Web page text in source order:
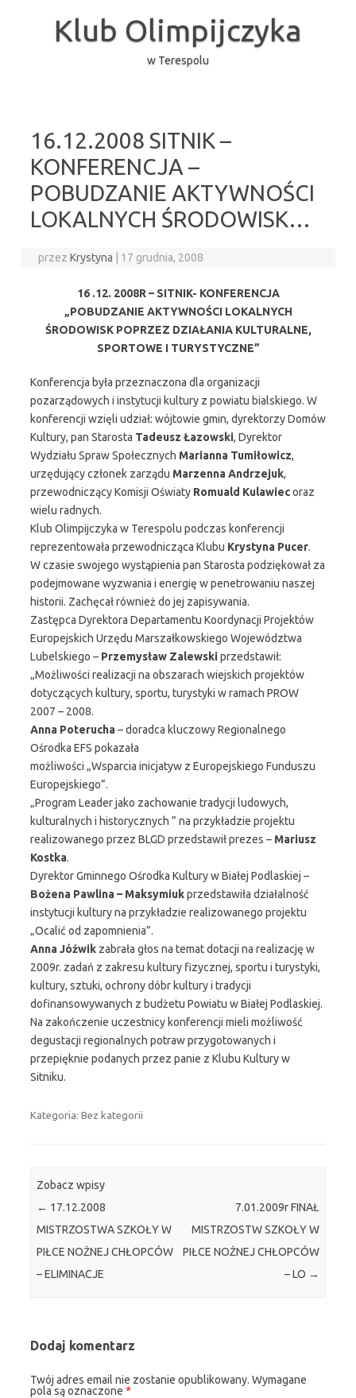
Klub Olimpijczyka
w Terespolu
16.12.2008 SITNIK –
KONFERENCJA –
POBUDZANIE AKTYWNOŚCI
LOKALNYCH ŚRODOWISK…
przezKrystyna 17 grudnia, 2008
16 .12. 2008R – SITNIK- KONFERENCJA
„POBUDZANIE AKTYWNOŚCI LOKALNYCH
ŚRODOWISK POPRZEZ DZIAŁANIA KULTURALNE,
SPORTOWE I TURYSTYCZNE”
Konferencja była przeznaczona dla organizacji
pozarządowych i instytucji kultury z powiatu bialskiego. W
konferencji wzięli udział: wójtowie gmin, dyrektorzy Domów
Kultury, pan Starosta Tadeusz Łazowski, Dyrektor
Wydziału Spraw Społecznych Marianna Tumiłowicz,
urzędujący członek zarządu Marzenna Andrzejuk,
przewodniczący Komisji Oświaty Romuald Kulawiecoraz
wielu radnych.
Klub Olimpijczyka w Terespolu podczas konferencji
reprezentowała przewodnicząca Klubu Krystyna Pucer.
W czasie swojego wystąpienia pan Starosta podziękował za
podejmowane wyzwania i energię w penetrowaniu naszej
historii. Zachęcał również do jej zapisywania.
Zastępca Dyrektora Departamentu Koordynacji Projektów
Europejskich Urzędu Marszałkowskiego Województwa
Lubelskiego – Przemysław Zalewskiprzedstawił:
„Możliwości realizacji na obszarach wiejskich projektów
dotyczących kultury, sportu, turystyki w ramach PROW
2007 – 2008.
Anna Poterucha– doradca kluczowy Regionalnego
Ośrodka EFS pokazała
możliwości „Wsparcia inicjatyw z Europejskiego Funduszu
Europejskiego”.
„Program Leader jako zachowanie tradycji ludowych,
kulturalnych i historycznych ” na przykładzie projektu
realizowanego przez BLGD przedstawił prezes – Mariusz
Kostka.
Dyrektor Gminnego Ośrodka Kultury w Białej Podlaskiej –
Bożena Pawlina – Maksymiukprzedstawiła działalność
instytucji kultury na przykładzie realizowanego projektu
„Ocalić od zapomnienia”.
Anna Jóźwik zabrała głos na temat dotacji na realizację w
2009r. zadań z zakresu kultury fizycznej, sportu i turystyki,
kultury, sztuki, ochrony dóbr kultury i tradycji
dofinansowywanych z budżetu Powiatu w Białej Podlaskiej.
Na zakończenie uczestnicy konferencji mieli możliwość
degustacji regionalnych potraw przygotowanych i
przepięknie podanych przez panie z Klubu Kultury w
Sitniku.
Kategoria: Bez kategorii
Zobacz wpisy
← 17.12.2008
MISTRZOSTWA SZKOŁY W
PIŁCE NOŻNEJ CHŁOPCÓW
– ELIMINACJE
7.01.2009r FINAŁ
MISTRZOSTW SZKOŁY W
PIŁCE NOŻNEJ CHŁOPCÓW
– LO →
Dodaj komentarz
Twój adres email nie zostanie opublikowany. Wymagane
pola są oznaczone *